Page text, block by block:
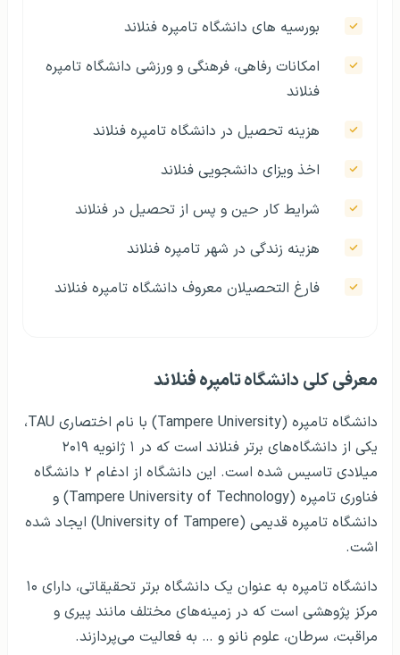
بورسيه های دانشگاه تامپره فنلاند
امکانات رفاهی، فرهنگی و ورزشی دانشگاه تامپره
فنلاند
هزينه تحصيل در دانشگاه تامپره فنلاند
اخذ ويزای دانشجویی فنلاند
شرايط کار حين و پس از تحصيل در فنلاند
هزينه زندگی در شهر تامپره فنلاند
فارغ التحصيلان معروف دانشگاه تامپره فنلاند
معرفی کلی دانشگاهتامپره فنلاند
دانشگاه تامپره (Tampere University) با نام اختصاری TAU،
یکی از دانشگاه‌های برتر فنلاند است که در ۱ ژانویه ۲۰۱۹
میلادی تاسیس شده است. این دانشگاه از ادغام ۲ دانشگاه
فناوری تامپره (Tampere University of Technology) و
دانشگاه تامپره قدیمی (University of Tampere) ایجاد شده
اشت.
دانشگاه تامپره به عنوان یک دانشگاه برتر تحقیقاتی، دارای ۱۰
مرکز پژوهشی است که در زمینه‌های مختلف مانند پیری و
مراقبت، سرطان، علوم نانو و … به فعالیت می‌پردازند.